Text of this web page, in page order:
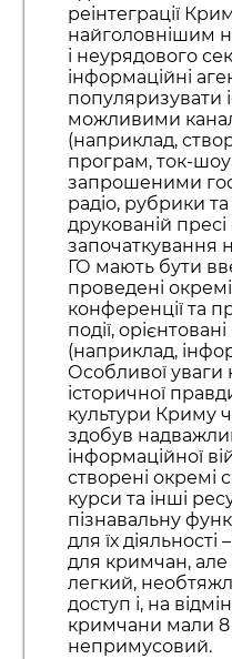
реінтеграції
найголовнішим
і неурядового
інформаційні
популяризувати
можливими
(наприклад,
програм, ток-
запрошеними
радіо, рубрики
друкованій пресі
започаткування
ГО мають бути
проведені
конференції та
події,
(наприклад,
Особливої
історичної
культури Криму
здобув
інформаційної
створені окремі
курси та інші
пізнавальну
для їх
для кримчан, але
легкий,
доступ і, на
кримчани мали 8
непримусовий.